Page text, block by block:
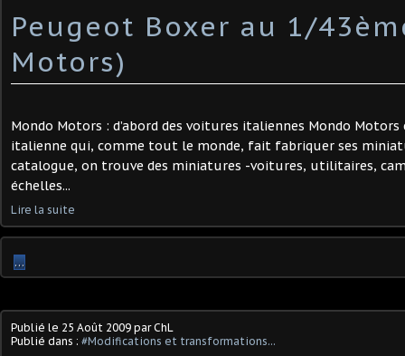
Peugeot Boxer au 1/
Motors)
Mondo Motors : d’abord des voitures italiennes Mondo
italienne qui, comme tout le monde, fait fabriquer ses
catalogue, on trouve des miniatures -voitures, utilitaires,
échelles...
Lire la suite
…
Publié le 25 Août 2009 par ChL
Publié dans : #Modifications et transformations...